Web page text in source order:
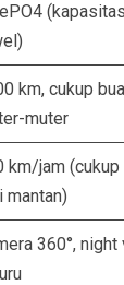
km, cukup
muter
km/jam (cukup
mantan)
360°,